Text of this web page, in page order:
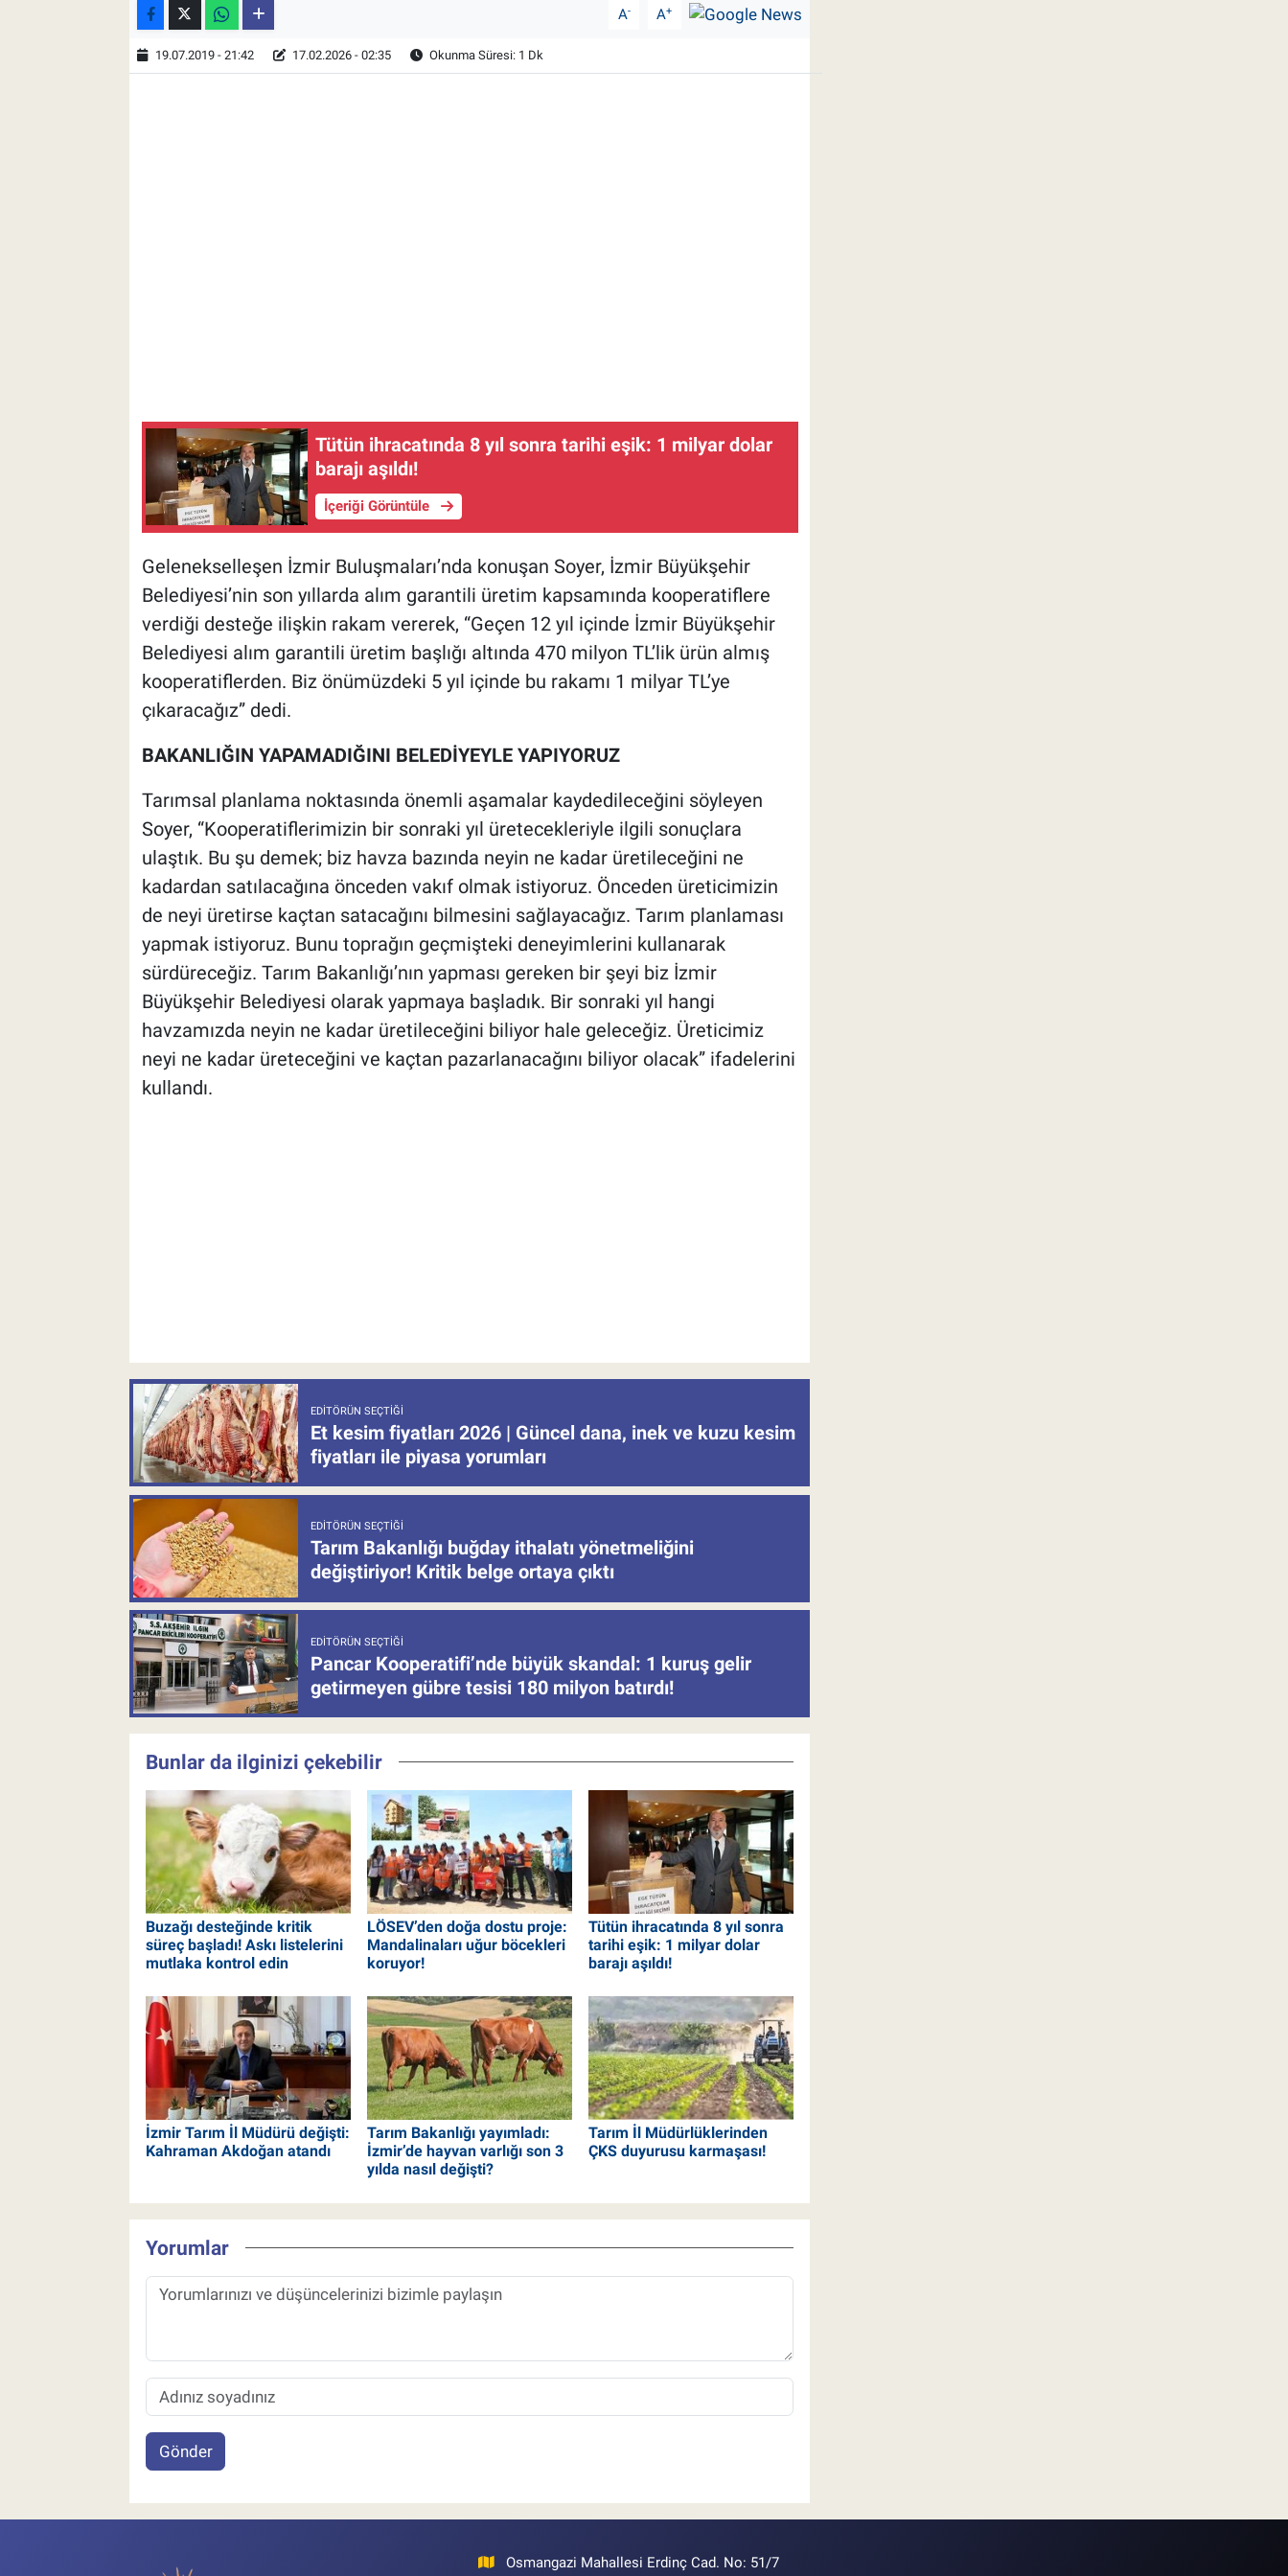
A- A+
19.07.2019 - 21:42 17.02.2026 - 02:35 Okunma Süresi: 1 Dk
Tütün ihracatında 8 yıl sonra tarihi eşik: 1 milyar dolar
barajı aşıldı!
İçeriği Görüntüle
Gelenekselleşen İzmir Buluşmaları’nda konuşan Soyer, İzmir Büyükşehir
Belediyesi’nin son yıllarda alım garantili üretim kapsamında kooperatiflere
verdiği desteğe ilişkin rakam vererek, “Geçen 12 yıl içinde İzmir Büyükşehir
Belediyesi alım garantili üretim başlığı altında 470 milyon TL’lik ürün almış
kooperatiflerden. Biz önümüzdeki 5 yıl içinde bu rakamı 1 milyar TL’ye
çıkaracağız” dedi.
BAKANLIĞIN YAPAMADIĞINI BELEDİYEYLE YAPIYORUZ
Tarımsal planlama noktasında önemli aşamalar kaydedileceğini söyleyen
Soyer, “Kooperatiflerimizin bir sonraki yıl üretecekleriyle ilgili sonuçlara
ulaştık. Bu şu demek; biz havza bazında neyin ne kadar üretileceğini ne
kadardan satılacağına önceden vakıf olmak istiyoruz. Önceden üreticimizin
de neyi üretirse kaçtan satacağını bilmesini sağlayacağız. Tarım planlaması
yapmak istiyoruz. Bunu toprağın geçmişteki deneyimlerini kullanarak
sürdüreceğiz. Tarım Bakanlığı’nın yapması gereken bir şeyi biz İzmir
Büyükşehir Belediyesi olarak yapmaya başladık. Bir sonraki yıl hangi
havzamızda neyin ne kadar üretileceğini biliyor hale geleceğiz. Üreticimiz
neyi ne kadar üreteceğini ve kaçtan pazarlanacağını biliyor olacak” ifadelerini
kullandı.
EDITÖRÜN SEÇTIĞI
Et kesim fiyatları 2026 | Güncel dana, inek ve kuzu kesim
fiyatları ile piyasa yorumları
EDITÖRÜN SEÇTIĞI
Tarım Bakanlığı buğday ithalatı yönetmeliğini
değiştiriyor! Kritik belge ortaya çıktı
EDITÖRÜN SEÇTIĞI
Pancar Kooperatifi’nde büyük skandal: 1 kuruş gelir
getirmeyen gübre tesisi 180 milyon batırdı!
Bunlar da ilginizi çekebilir
Buzağı desteğinde kritik
süreç başladı! Askı listelerini
mutlaka kontrol edin
LÖSEV’den doğa dostu proje:
Mandalinaları uğur böcekleri
koruyor!
Tütün ihracatında 8 yıl sonra
tarihi eşik: 1 milyar dolar
barajı aşıldı!
İzmir Tarım İl Müdürü değişti:
Kahraman Akdoğan atandı
Tarım Bakanlığı yayımladı:
İzmir’de hayvan varlığı son 3
yılda nasıl değişti?
Tarım İl Müdürlüklerinden
ÇKS duyurusu karmaşası!
Yorumlar
Gönder
Osmangazi Mahallesi Erdinç Cad. No: 51/7